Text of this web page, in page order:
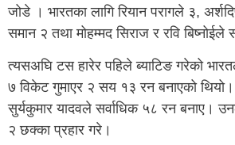
जोडे । भारतका लागि रियान परागले ३,
समान २ तथा मोहम्मद सिराज र रवि
त्यसअघि टस हारेर पहिले ब्याटिङ गरेको
७ विकेट गुमाएर २ सय १३ रन बनाएको थियो।
सुर्यकुमार यादवले सर्वाधिक ५८ रन बनाए।
२ छक्का प्रहार गरे।